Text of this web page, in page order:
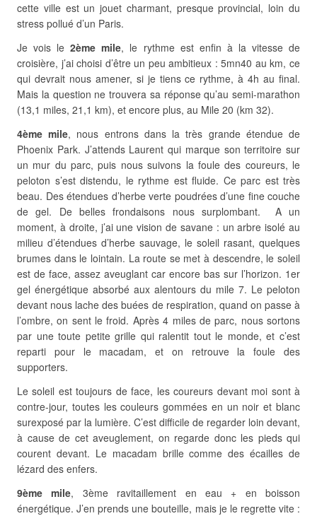
cette ville est un jouet charmant, presque provincial, loin du
stress pollué d’un Paris.
Je vois le2ème mile, le rythme est enfin à la vitesse de
croisière, j’ai choisi d’être un peu ambitieux : 5mn40 au km, ce
qui devrait nous amener, si je tiens ce rythme, à 4h au final.
Mais la question ne trouvera sa réponse qu’au semi-marathon
(13,1 miles, 21,1 km), et encore plus, au Mile 20 (km 32).
4ème mile, nous entrons dans la très grande étendue de
Phoenix Park. J’attends Laurent qui marque son territoire sur
un mur du parc, puis nous suivons la foule des coureurs, le
peloton s’est distendu, le rythme est fluide. Ce parc est très
beau. Des étendues d’herbe verte poudrées d’une fine couche
de gel. De belles frondaisons nous surplombant. A un
moment, à droite, j’ai une vision de savane : un arbre isolé au
milieu d’étendues d’herbe sauvage, le soleil rasant, quelques
brumes dans le lointain. La route se met à descendre, le soleil
est de face, assez aveuglant car encore bas sur l’horizon. 1er
gel énergétique absorbé aux alentours du mile 7. Le peloton
devant nous lache des buées de respiration, quand on passe à
l’ombre, on sent le froid. Après 4 miles de parc, nous sortons
par une toute petite grille qui ralentit tout le monde, et c’est
reparti pour le macadam, et on retrouve la foule des
supporters.
Le soleil est toujours de face, les coureurs devant moi sont à
contre-jour, toutes les couleurs gommées en un noir et blanc
surexposé par la lumière. C’est difficile de regarder loin devant,
à cause de cet aveuglement, on regarde donc les pieds qui
courent devant. Le macadam brille comme des écailles de
lézard des enfers.
9ème mile, 3ème ravitaillement en eau + en boisson
énergétique. J’en prends une bouteille, mais je le regrette vite :